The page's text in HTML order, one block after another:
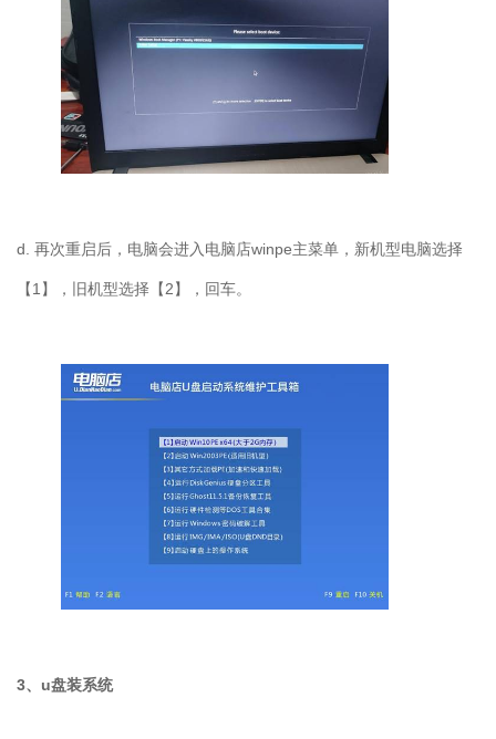
d. 再次重启后，电脑会进入电脑店winpe主菜单，新机型电脑选择
【1 】，旧机型选择【2】，回车。
3、 u盘装系统